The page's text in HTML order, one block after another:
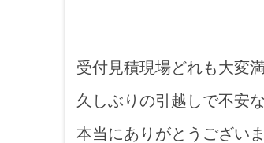
受付見積現場どれも大変
久しぶりの引越しで不安
本当にありがとうござい